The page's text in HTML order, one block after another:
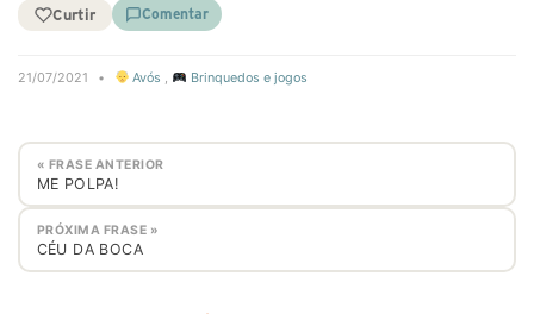
Curtir Comentar
21/07/2021 • Avós , Brinquedos e jogos
« FRASE ANTERIOR
ME POLPA!
PRÓXIMA FRASE »
CÉU DA BOCA